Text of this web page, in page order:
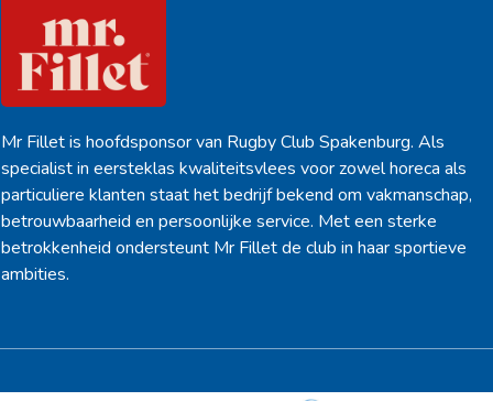
Mr Fillet is hoofdsponsor van Rugby Club Spakenburg. Als
specialist in eersteklas kwaliteitsvlees voor zowel horeca als
particuliere klanten staat het bedrijf bekend om vakmanschap,
betrouwbaarheid en persoonlijke service. Met een sterke
betrokkenheid ondersteunt Mr Fillet de club in haar sportieve
ambities.